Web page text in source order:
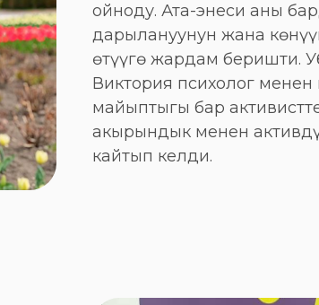
ойноду. Ата-энеси аны
дарылануунун жана
өтүүгө жардам беришти.
Виктория психолог
майыптыгы бар
акырындык менен
кайтып келди.